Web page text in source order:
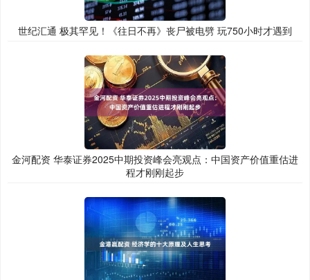
世纪汇通 极其罕见！《往日不再》丧尸被电劈 玩750小时才遇到
金河配资 华泰证券2025中期投资峰会亮观点：中国资产价值重估进
程才刚刚起步